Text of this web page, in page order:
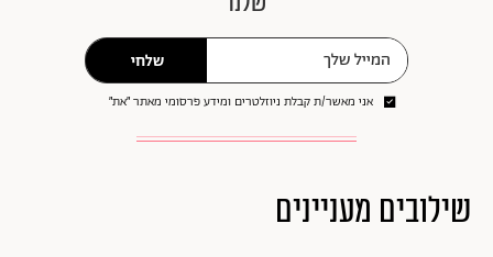
שלחי
אני מאשר/ת קבלת ניוזלטרים ומידע פרסומי מאתר ״את״
שילובים מעניינים